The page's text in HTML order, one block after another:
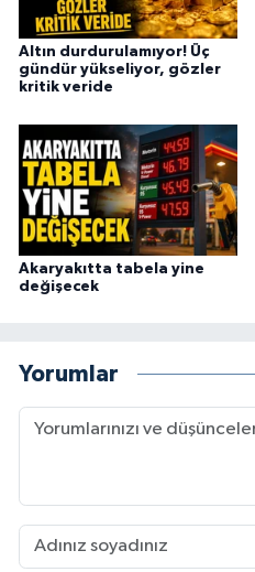
Altın durdurulamıyor! Üç
gündür yükseliyor, gözler
kritik veride
Akaryakıtta tabela yine
değişecek
Yorumlar